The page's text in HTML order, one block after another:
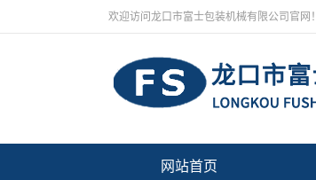
欢迎访问龙口市富士包装机械有限公司官网！
网站首页